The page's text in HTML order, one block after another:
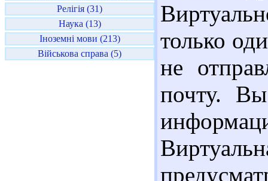
Релігія (31)
Наука (13)
Іноземні мови (213)
Військова справа (5)
только
не
почту.